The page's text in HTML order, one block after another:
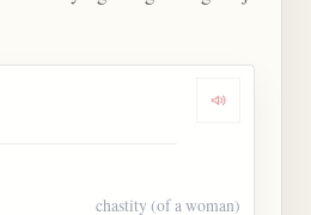
Dengarkan
chastity (of a woman)